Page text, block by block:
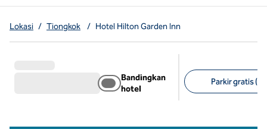
Lokasi / Tiongkok / Hotel Hilton Garden Inn
Bandingkan
hotel
Parkir gratis